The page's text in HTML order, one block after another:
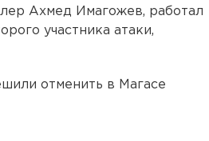
Ахмед Имагожев, работал
участника атаки,
отменить в Магасе